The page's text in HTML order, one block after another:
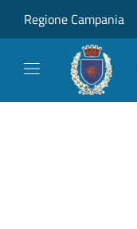
Regione Campania